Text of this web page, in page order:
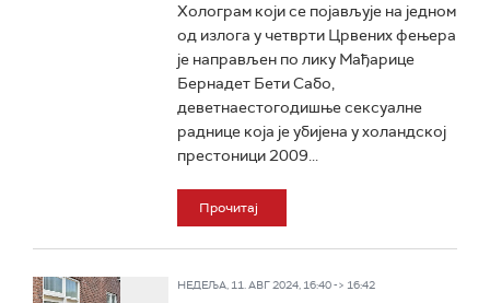
Холограм који се појављује на једном
од излога у четврти Црвених фењера
је направљен по лику Мађарице
Бернадет Бети Сабо,
деветнаестогодишње сексуалне
раднице која је убијена у холандској
престоници 2009...
Прочитај
НЕДЕЉА, 11. АВГ 2024, 16:40 -> 16:42